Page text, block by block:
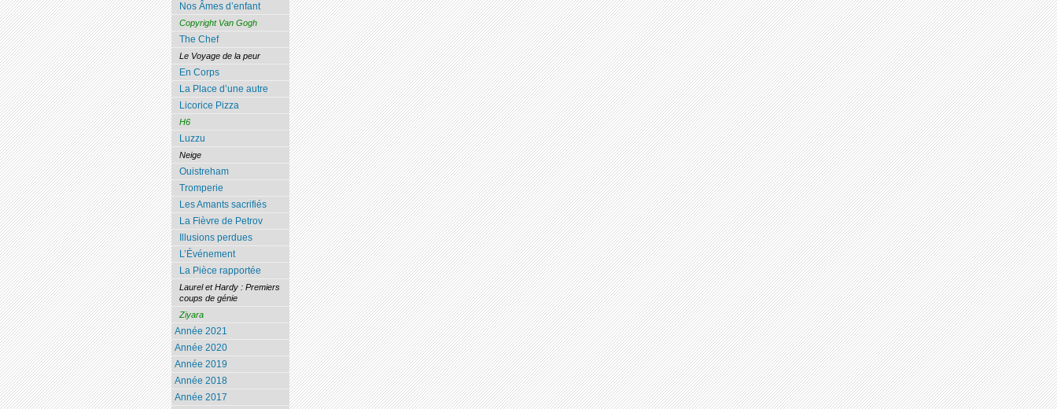
Nos Âmes d’enfant
Copyright Van Gogh
The Chef
Le Voyage de la peur
En Corps
La Place d’une autre
Licorice Pizza
H6
Luzzu
Neige
Ouistreham
Tromperie
Les Amants sacrifiés
La Fièvre de Petrov
Illusions perdues
L’Événement
La Pièce rapportée
Laurel et Hardy : Premiers
coups de génie
Ziyara
Année 2021
Année 2020
Année 2019
Année 2018
Année 2017